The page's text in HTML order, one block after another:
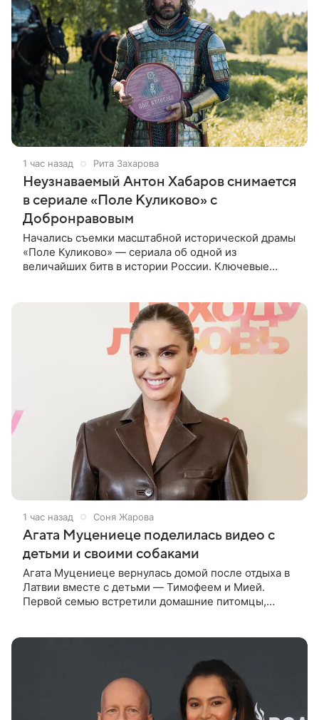
1 час назад Рита Захарова
Неузнаваемый Антон Хабаров снимается
в сериале «Поле Куликово» с
Добронравовым
Начались съемки масштабной исторической драмы
«Поле Куликово» — сериала об одной из
величайших битв в истории России. Ключевые
1 час назад Соня Жарова
Агата Муцениеце поделилась видео с
детьми и своими собаками
Агата Муцениеце вернулась домой после отдыха в
Латвии вместе с детьми — Тимофеем и Мией.
Первой семью встретили домашние питомцы,